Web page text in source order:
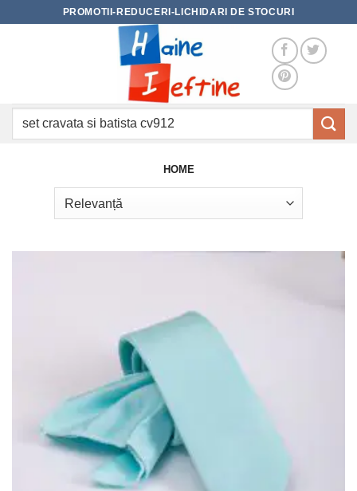
PROMOTII-REDUCERI-LICHIDARI DE STOCURI
Caută
HOME